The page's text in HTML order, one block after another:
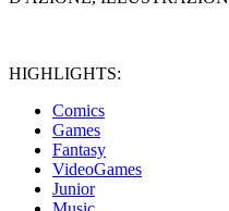
HIGHLIGHTS:
Comics
Games
Fantasy
VideoGames
Junior